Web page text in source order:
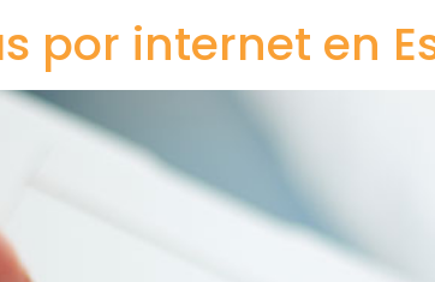
por internet en